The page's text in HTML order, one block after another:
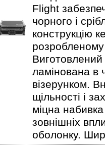
Flight
чорного і
конструкцію
ламінована в
візерунком.
щільності і
міцна
зовнішніх
оболонку.